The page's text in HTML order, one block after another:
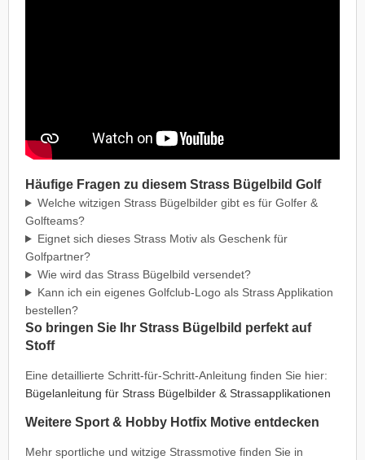
Häufige Fragen zu diesem Strass Bügelbild Golf
Welche witzigen Strass Bügelbilder gibt es für Golfer &
Golfteams?
Eignet sich dieses Strass Motiv als Geschenk für
Golfpartner?
Wie wird das Strass Bügelbild versendet?
Kann ich ein eigenes Golfclub-Logo als Strass Applikation
bestellen?
So bringen Sie Ihr Strass Bügelbild perfekt auf
Stoff
Eine detaillierte Schritt-für-Schritt-Anleitung finden Sie hier:
Bügelanleitung für Strass Bügelbilder & Strassapplikationen
Weitere Sport & Hobby Hotfix Motive entdecken
Mehr sportliche und witzige Strassmotive finden Sie in